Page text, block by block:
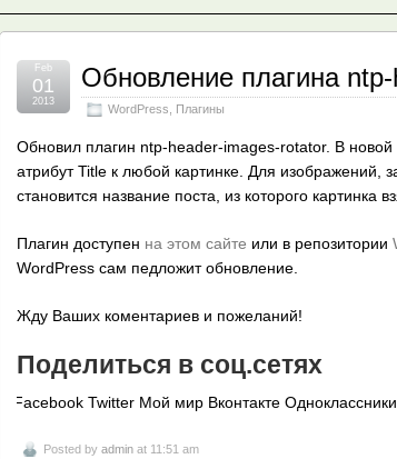
Обновление плагина
WordPress Плагины
Feb
01
2013
Обновил плагин ntp-header-images-rotator. В новой
атрибут Title к любой картинке. Для
становится название поста, из которого картинка
Плагин доступен на этом сайте или в репозитории
WordPress сам педложит обновление.
Жду Ваших коментариев и пожеланий!
Поделиться в соц.сетях
Facebook Twitter Мой мир Вконтакте Одноклассники
Posted by admin at 11:51 am